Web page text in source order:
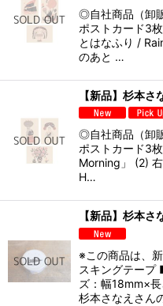
◎自社商品（卸
ポストカード3
とはなふり /
のあと …
【新品】杉本
◎自社商品（卸
ポストカード3
Morning」 (2)
H…
【新品】杉本
※この商品は、
スキングテー
ズ：幅18mm×
杉本さなえさん